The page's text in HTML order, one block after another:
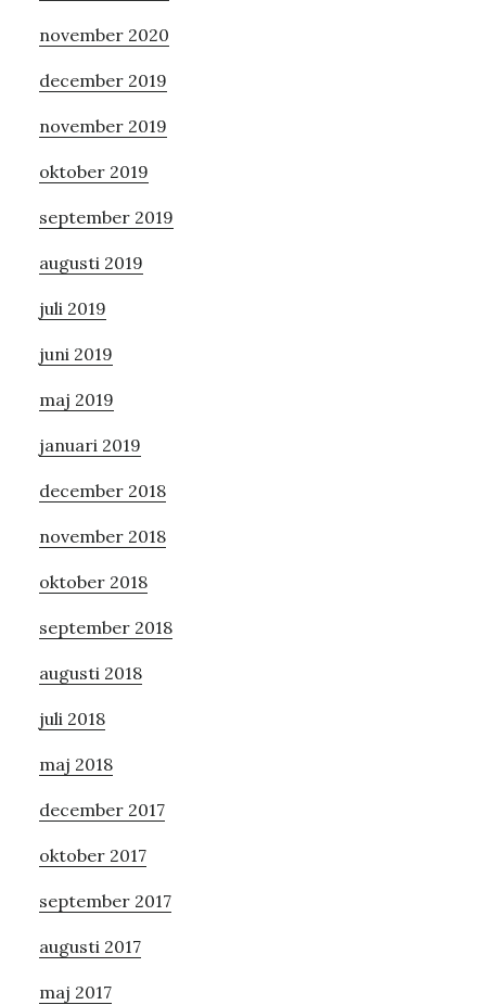
november 2020
december 2019
november 2019
oktober 2019
september 2019
augusti 2019
juli 2019
juni 2019
maj 2019
januari 2019
december 2018
november 2018
oktober 2018
september 2018
augusti 2018
juli 2018
maj 2018
december 2017
oktober 2017
september 2017
augusti 2017
maj 2017